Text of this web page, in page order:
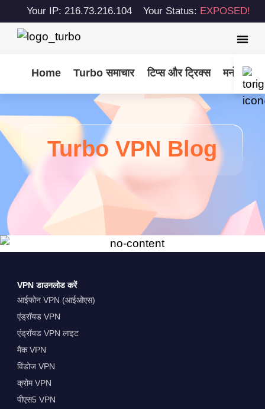
Your IP: 216.73.216.104 Your Status: EXPOSED!
Home Turbo समाचार टिप्स और ट्रिक्स मनोरंजन
Turbo VPN Blog
VPN डाउनलोड करें
आईफोन VPN (आईओएस)
एंड्रॉयड VPN
एंड्रॉयड VPN लाइट
मैक VPN
विंडोज VPN
क्रोम VPN
पीएस5 VPN